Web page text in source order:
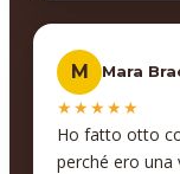
interessano
collegherebbe
adesso.
M Mara
★★★★★
Ho fatto otto
perché ero una